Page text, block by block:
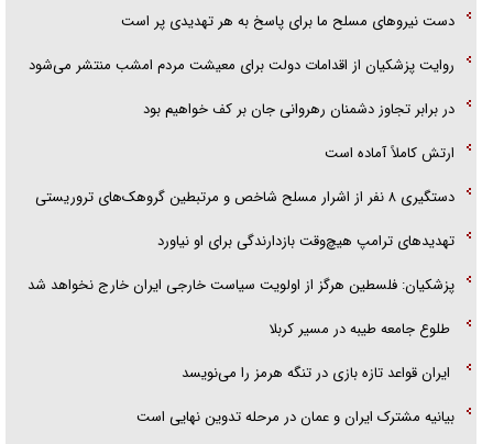
دست نیرو‌های مسلح ما برای پاسخ به هر تهدیدی پر است
روایت پزشکیان از اقدامات دولت برای معیشت مردم امشب منتشر می‌شود
در برابر تجاوز دشمنان رهروانی جان بر کف خواهیم بود
ارتش کاملاً آماده است
دستگیری ۸ نفر از اشرار مسلح شاخص و مرتبطین گروهک‌های تروریستی
تهدید‌های ترامپ هیچ‌وقت بازدارندگی برای او نیاورد
پزشکیان: فلسطین هرگز از اولویت سیاست خارجی ایران خارج نخواهد شد
طلوع جامعه طیبه در مسیر کربلا
ایران قواعد تازه بازی در تنگه هرمز را می‌نویسد
بیانیه مشترک ایران و عمان در مرحله تدوین نهایی است